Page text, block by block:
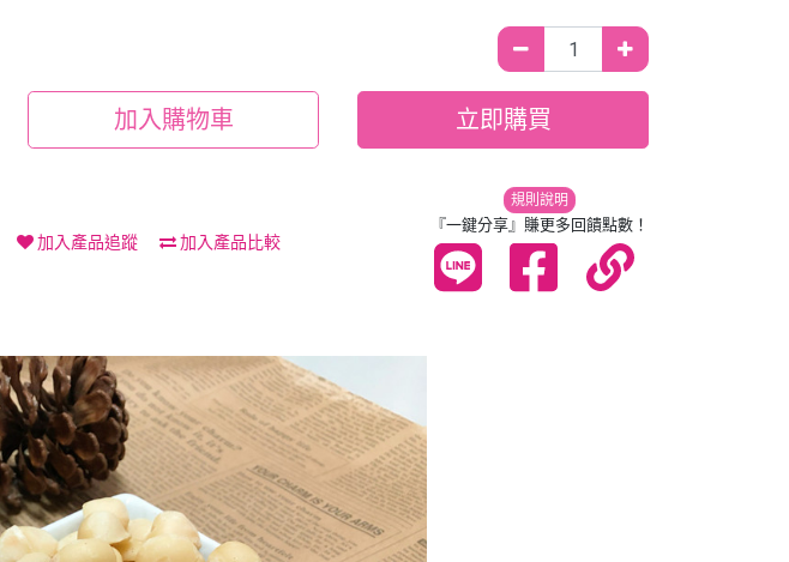
加入購物車 立即購買
加入產品追蹤 加入產品比較
規則說明
『一鍵分享』賺更多回饋點數！